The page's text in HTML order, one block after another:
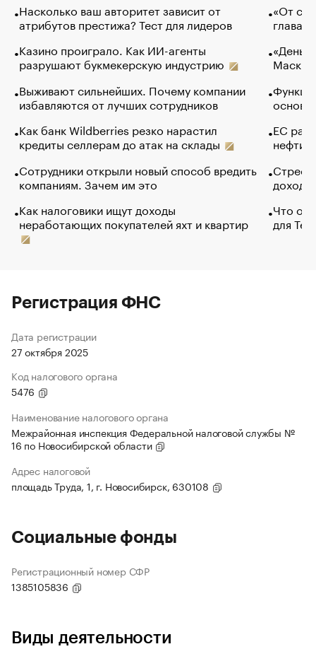
Насколько ваш авторитет зависит от
атрибутов престижа? Тест для лидеров
Казино проиграло. Как ИИ-агенты
разрушают букмекерскую индустрию
Выживают сильнейших. Почему компании
избавляются от лучших сотрудников
Как банк Wildberries резко нарастил
кредиты селлерам до атак на склады
Сотрудники открыли новый способ вредить
компаниям. Зачем им это
Как налоговики ищут доходы
неработающих покупателей яхт и квартир
«От
глава
Маск в
основ
ЕС
нефти
Что
для
Регистрация ФНС
Дата регистрации
27 октября 2025
Код налогового органа
5476
Наименование налогового органа
Межрайонная инспекция Федеральной налоговой службы №
16 по Новосибирской области
Адрес налоговой
площадь Труда, 1, г. Новосибирск, 630108
Социальные фонды
Регистрационный номер СФР
1385105836
Виды деятельности